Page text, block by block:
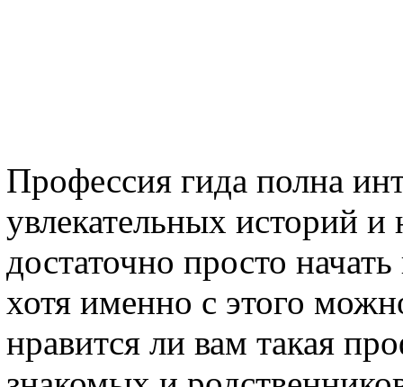
Профессия гида полна
увлекательных историй
достаточно просто
хотя именно с этого
нравится ли вам такая